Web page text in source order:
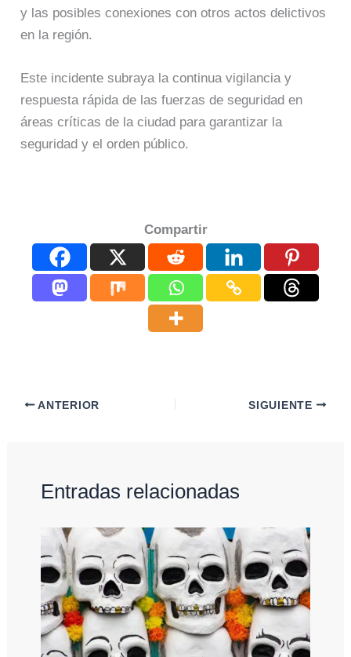
y las posibles conexiones con otros actos delictivos
en la región.
Este incidente subraya la continua vigilancia y
respuesta rápida de las fuerzas de seguridad en
áreas críticas de la ciudad para garantizar la
seguridad y el orden público.
Compartir
ANTERIOR SIGUIENTE
Entradas relacionadas